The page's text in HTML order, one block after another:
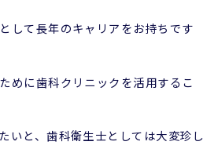
して長年のキャリアをお持ちです
めに歯科クリニックを活用するこ
いと、歯科衛生士としては大変珍し